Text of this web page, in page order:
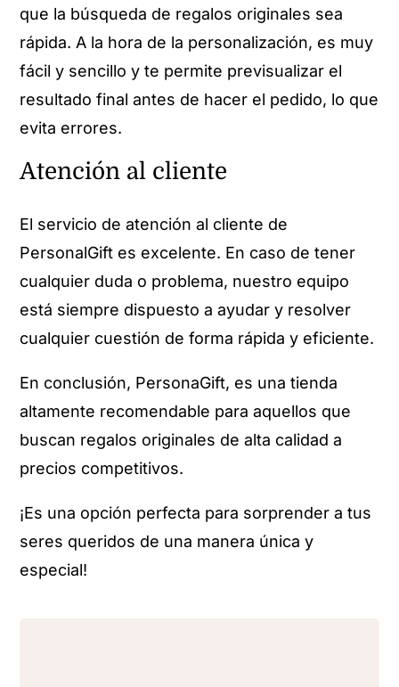
que la búsqueda de regalos originales sea
rápida. A la hora de la personalización, es muy
fácil y sencillo y te permite previsualizar el
resultado final antes de hacer el pedido, lo que
evita errores.
Atención al cliente
El servicio de atención al cliente de
PersonalGift es excelente. En caso de tener
cualquier duda o problema, nuestro equipo
está siempre dispuesto a ayudar y resolver
cualquier cuestión de forma rápida y eficiente.
En conclusión, PersonaGift, es una tienda
altamente recomendable para aquellos que
buscan regalos originales de alta calidad a
precios competitivos.
¡Es una opción perfecta para sorprender a tus
seres queridos de una manera única y
especial!